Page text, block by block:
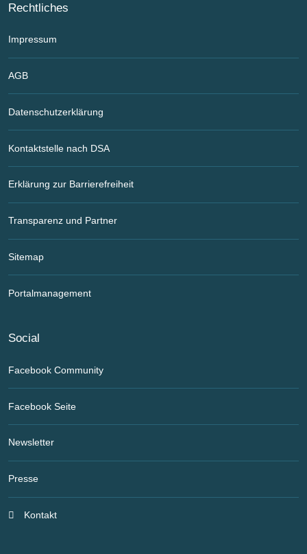
Rechtliches
Impressum
AGB
Datenschutzerklärung
Kontaktstelle nach DSA
Erklärung zur Barrierefreiheit
Transparenz und Partner
Sitemap
Portalmanagement
Social
Facebook Community
Facebook Seite
Newsletter
Presse
Kontakt